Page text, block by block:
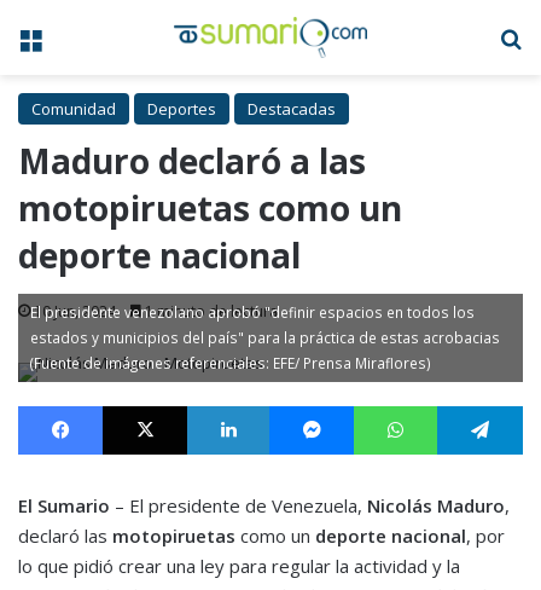
Menú
Comunidad Deportes Destacadas
Maduro declaró a las
motopiruetas como un
deporte nacional
10 Jun, 2024 1 minuto de lectura
El presidente venezolano aprobó "definir espacios en todos los
estados y municipios del país" para la práctica de estas acrobacias
(Fuente de imágenes referenciales: EFE/ Prensa Miraflores)
Facebook X LinkedIn MessengerWhatsApp
El Sumario – El presidente de Venezuela, Nicolás Maduro,
declaró las motopiruetas como un deporte nacional, por
lo que pidió crear una ley para regular la actividad y la